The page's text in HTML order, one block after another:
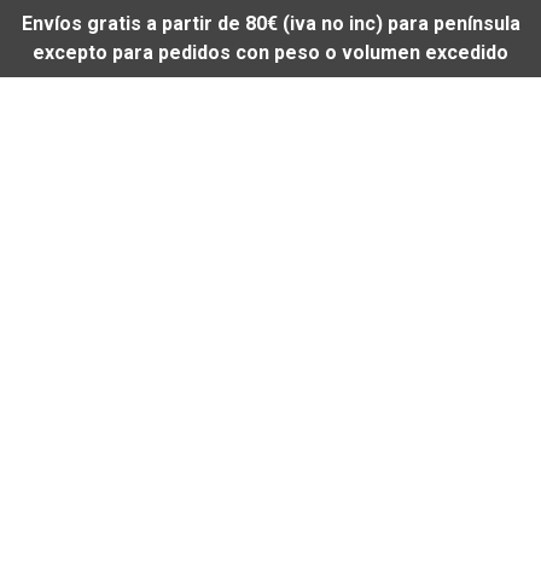
Envíos gratis a partir de 80€ (iva no inc) para península
excepto para pedidos con peso o volumen excedido